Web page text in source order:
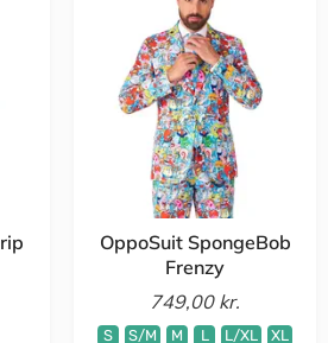
OppoSuit SpongeBob
Frenzy
749,00 kr.
S S/M M L L/XL XL